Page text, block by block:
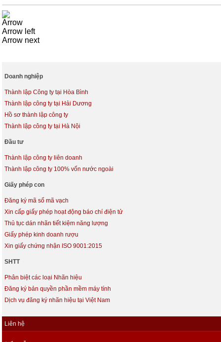
Arrow
Arrow left
Arrow next
Doanh nghiệp
Thành lập Công ty tại Hòa Bình
Thành lập công ty tại Hải Dương
Hồ sơ thành lập công ty
Thành lập công ty tại Hà Nội
Đầu tư
Thành lập công ty liên doanh
Thành lập công ty 100% vốn nước ngoài
Giấy phép con
Đăng ký mã số mã vạch
Xin cấp giấy phép hoạt động báo chí điện tử
Thủ tục dán nhãn tiết kiệm năng lượng
Giấy phép kinh doanh rượu
Xin giấy chứng nhận ISO 9001:2015
SHTT
Phân biệt các loại Nhãn hiệu
Đăng ký bản quyền phần mềm máy tính
Dịch vụ đăng ký nhãn hiệu tại Việt Nam
Liên hệ